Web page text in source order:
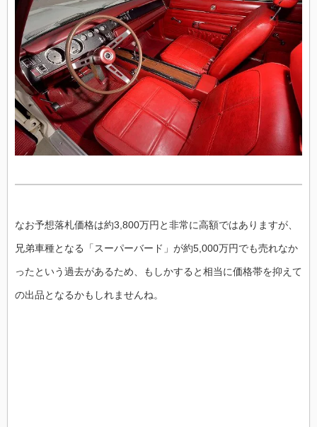
なお予想落札価格は約3,800万円と非常に高額ではありますが、
兄弟車種となる「スーパーバード」が約5,000万円でも売れなか
ったという過去があるため、もしかすると相当に価格帯を抑えて
の出品となるかもしれませんね。